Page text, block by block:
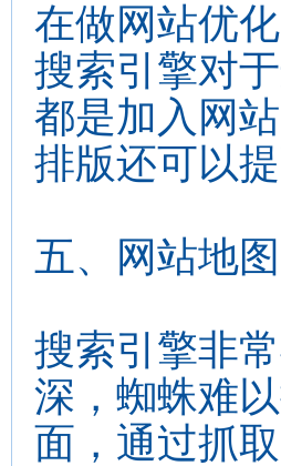
在做网站优
搜索引擎对
都是加入网
排版还可以提
五、网站地图
搜索引擎非
深，蜘蛛难
面，通过抓